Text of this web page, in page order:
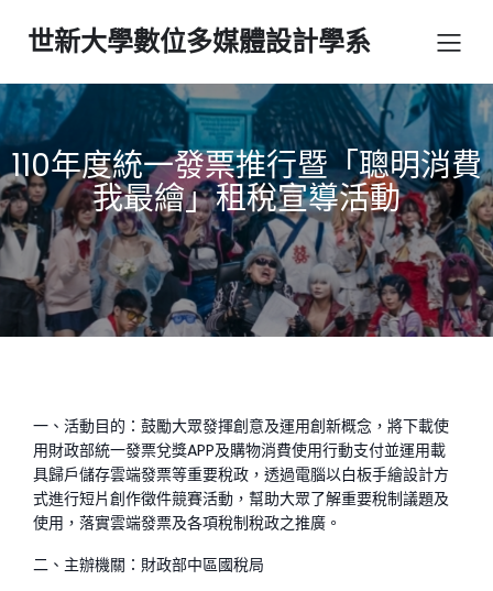
世新大學數位多媒體設計學系
110年度統一發票推行暨「聰明消費
我最繪」租稅宣導活動
一、活動目的：鼓勵大眾發揮創意及運用創新概念，將下載使
用財政部統一發票兌獎APP及購物消費使用行動支付並運用載
具歸戶儲存雲端發票等重要稅政，透過電腦以白板手繪設計方
式進行短片創作徵件競賽活動，幫助大眾了解重要稅制議題及
使用，落實雲端發票及各項稅制稅政之推廣。
二、主辦機關：財政部中區國稅局